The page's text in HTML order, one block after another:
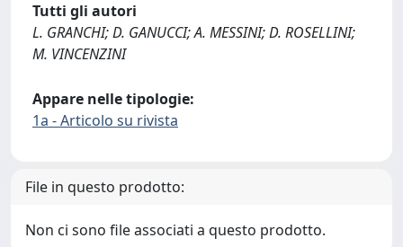
Tutti gli autori
L. GRANCHI; D. GANUCCI; A. MESSINI; D. ROSELLINI;
M. VINCENZINI
Appare nelle tipologie:
1a - Articolo su rivista
File in questo prodotto:
Non ci sono file associati a questo prodotto.